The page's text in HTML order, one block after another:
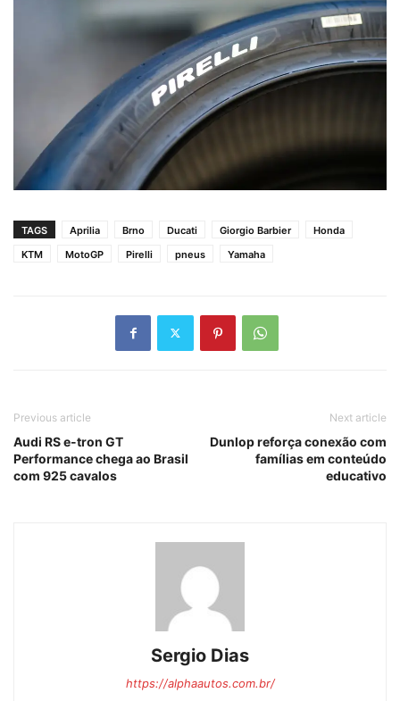
TAGS Aprilia Brno Ducati Giorgio Barbier
Honda
KTM
MotoGP Pirelli pneus Yamaha
Previous article
Audi RS e-tron GT
Performance chega ao Brasil
com 925 cavalos
Next article
Dunlop reforça conexão com
famílias em conteúdo
educativo
Sergio Dias
https://alphaautos.com.br/